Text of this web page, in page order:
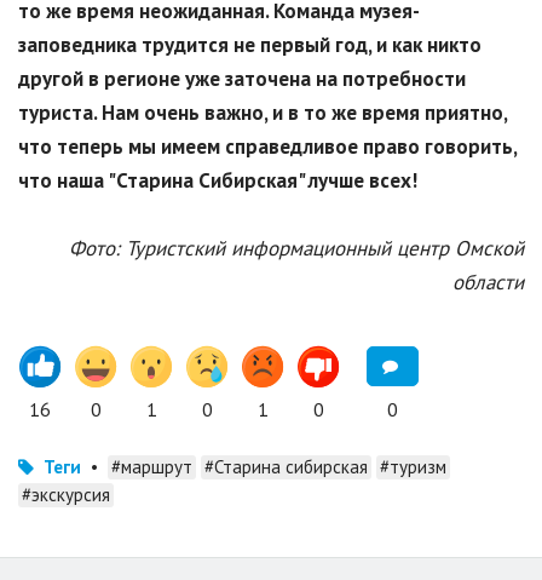
то же время неожиданная. Команда музея-
заповедника трудится не первый год, и как никто
другой в регионе уже заточена на потребности
туриста. Нам очень важно, и в то же время приятно,
что теперь мы имеем справедливое право говорить,
что наша "Старина Сибирская" лучше всех!
Фото: Туристский информационный центр Омской
области
16 0 1 0 1 0 0
Теги • #маршрут #Старина сибирская #туризм
#экскурсия